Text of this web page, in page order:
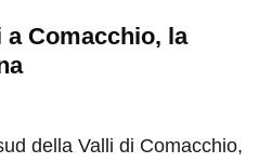
Comacchio, la
della Valli di Comacchio,